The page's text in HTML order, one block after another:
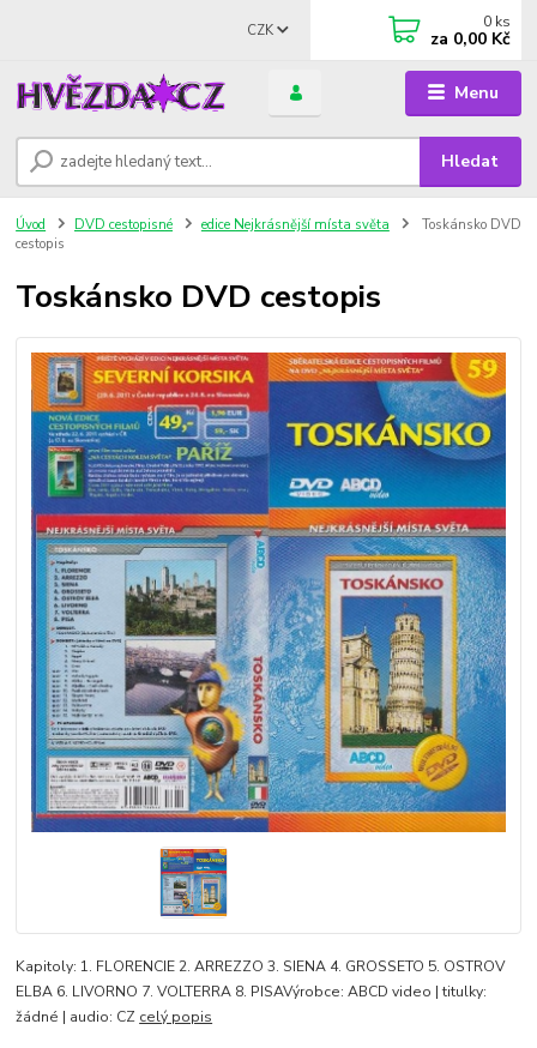
Menu
CZK
Hledat
0 ks
za 0,00 Kč
Úvod DVD cestopisné edice Nejkrásnější místa světa
Toskánsko DVD
cestopis
Toskánsko DVD cestopis
Kapitoly: 1. FLORENCIE 2. ARREZZO 3. SIENA 4. GROSSETO 5. OSTROV
ELBA 6. LIVORNO 7. VOLTERRA 8. PISAVýrobce: ABCD video | titulky:
žádné | audio: CZ celý popis